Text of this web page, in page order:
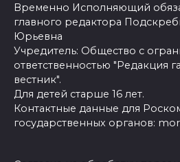
Временно Исполняющий
главного редактора
Юрьевна
Учредитель: Общество с
ответственностью "Редакция
вестник".
Для детей старше 16 лет.
Контактные данные для
государственных органов: